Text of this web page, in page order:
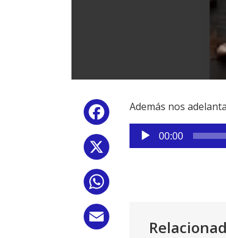
Facebook
Además nos
Reproductor
de
00:00